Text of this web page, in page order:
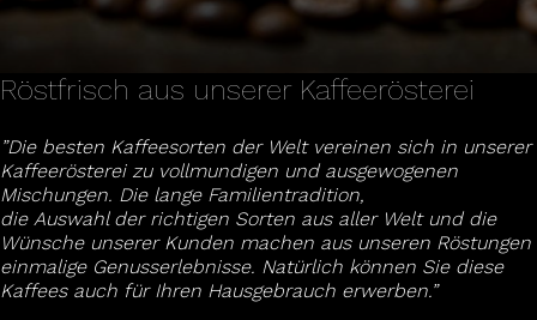
Röstfrisch aus unserer Kaffeerösterei
”Die besten Kaffeesorten der Welt vereinen sich in unserer
Kaffeerösterei zu vollmundigen und ausgewogenen
Mischungen. Die lange Familientradition,
die Auswahl der richtigen Sorten aus aller Welt und die
Wünsche unserer Kunden machen aus unseren Röstungen
einmalige Genusserlebnisse. Natürlich können Sie diese
Kaffees auch für Ihren Hausgebrauch erwerben.”